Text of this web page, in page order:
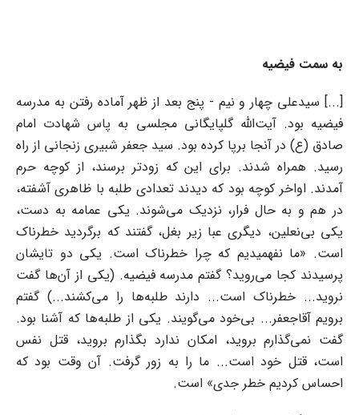
به سمت فیضیه
[...] سیدعلی چهار و نیم - پنج بعد از ظهر آماده رفتن به مدرسه
فیضیه بود. آیت‌الله گلپایگانی مجلسی به پاس شهادت امام
صادق (ع) در آنجا برپا کرده بود. سید جعفر شبیری زنجانی از راه
رسید. همراه شدند. برای این که زودتر برسند، از کوچه حرم
آمدند. اواخر کوچه بود که دیدند تعدادی طلبه با ظاهری آشفته،
در هم و به حال فرار، نزدیک می‌شوند. یکی عمامه به دست،
یکی بی‌نعلین، دیگری عبا زیر بغل، گفتند که برگردید خطرناک
است. «ما نفهمیدیم که چرا خطرناک است. یکی دو تایشان
پرسیدند کجا می‌روید؟ گفتم مدرسه فیضیه. (یکی از آن‌ها گفت
نروید... خطرناک است... دارند طلبه‌ها را می‌کشند...) گفتم
برویم آقاجعفر... بی‌خود می‌گویند. یکی از طلبه‌ها که آشنا بود.
گفت نمی‌گذارم بروید، امکان ندارد بگذارم بروید، قتل نفس
است، قتل خود است... ما را به زور گرفت. آن وقت بود که
احساس کردیم خطر جدی» است.